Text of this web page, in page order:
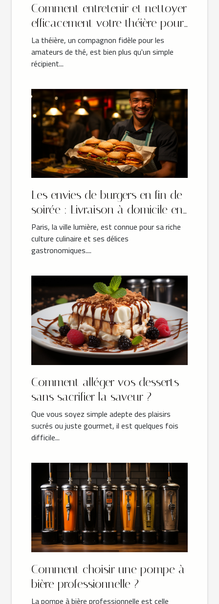
Comment entretenir et nettoyer
efficacement votre théière pour
une durabilité maximale ?
La théière, un compagnon fidèle pour les
amateurs de thé, est bien plus qu'un simple
récipient...
Les envies de burgers en fin de
soirée : Livraison à domicile en
Île-de-France
Paris, la ville lumière, est connue pour sa riche
culture culinaire et ses délices
gastronomiques....
Comment alléger vos desserts
sans sacrifier la saveur ?
Que vous soyez simple adepte des plaisirs
sucrés ou juste gourmet, il est quelques fois
difficile...
Comment choisir une pompe à
bière professionnelle ?
La pompe à bière professionnelle est celle